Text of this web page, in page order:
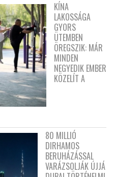
KÍNA
LAKOSSÁGA
GYORS
ÜTEMBEN
ÖREGSZIK: MÁR
MINDEN
NEGYEDIK EMBER
KÖZELÍT A
80 MILLIÓ
DIRHAMOS
BERUHÁZÁSSAL
VARÁZSOLJÁK ÚJJÁ